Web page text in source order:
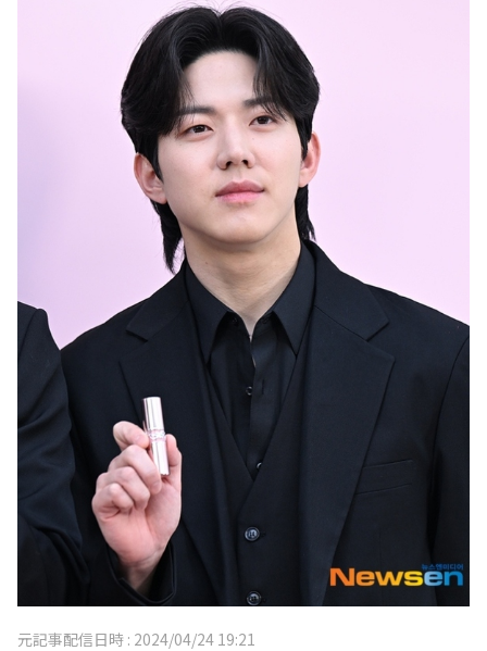
元記事配信日時 : 2024/04/24 19:21